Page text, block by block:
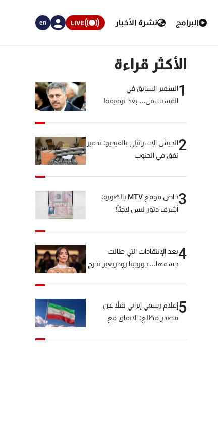
البرامج نشرة الأخبار LIVE
en
الأكثر قراءة
1السفير السابق في
المستشفى... بعد توقيفه!
2الجيش الإسرائيلي بالفيديو: تدمير
نفق في الجنوب
3
خاص موقع MTV بالصّورة:
أشرف دبّور ليس لاجئاً!
4بعد الإنتقادات التي طالت
جسمها... جورجينا رودريغيز تخرج
5إعلام رسمي إيراني نقلاً عن
مصدر مطّلع: الاتفاق مع